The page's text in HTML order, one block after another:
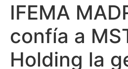
IFEMA
confía a
Holding la